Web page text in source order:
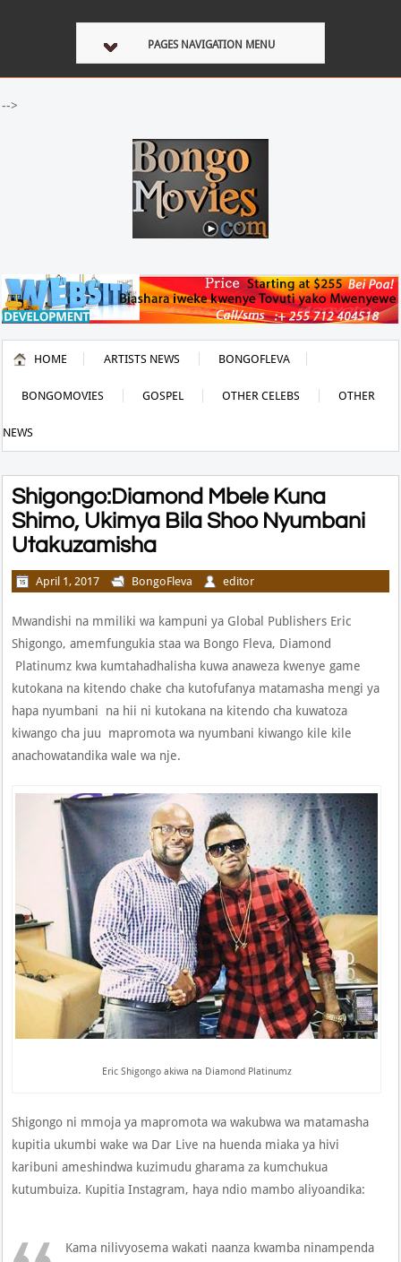
PAGES NAVIGATION MENU
-->
HOME ARTISTS NEWS BONGOFLEVA
BONGOMOVIES GOSPEL OTHER CELEBS OTHER
NEWS
Shigongo:Diamond Mbele Kuna
Shimo, Ukimya Bila Shoo Nyumbani
Utakuzamisha
April 1, 2017 BongoFleva editor
Mwandishi na mmiliki wa kampuni ya Global Publishers Eric
Shigongo, amemfungukia staa wa Bongo Fleva, Diamond
Platinumz kwa kumtahadhalisha kuwa anaweza kwenye game
kutokana na kitendo chake cha kutofufanya matamasha mengi ya
hapa nyumbani na hii ni kutokana na kitendo cha kuwatoza
kiwango cha juu mapromota wa nyumbani kiwango kile kile
anachowatandika wale wa nje.
Eric Shigongo akiwa na Diamond Platinumz
Shigongo ni mmoja ya mapromota wa wakubwa wa matamasha
kupitia ukumbi wake wa Dar Live na huenda miaka ya hivi
karibuni ameshindwa kuzimudu gharama za kumchukua
kutumbuiza. Kupitia Instagram, haya ndio mambo aliyoandika:
Kama nilivyosema wakati naanza kwamba ninampenda